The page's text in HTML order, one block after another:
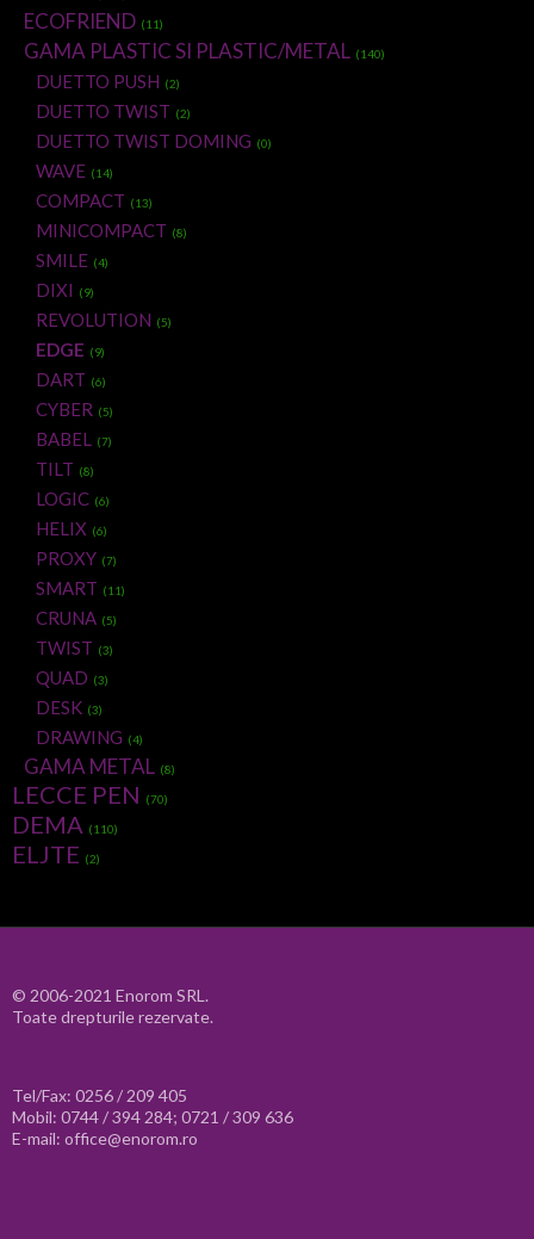
ECOFRIEND (11)
GAMA PLASTIC SI PLASTIC/METAL (140)
DUETTO PUSH (2)
DUETTO TWIST (2)
DUETTO TWIST DOMING (0)
WAVE (14)
COMPACT (13)
MINICOMPACT (8)
SMILE (4)
DIXI (9)
REVOLUTION (5)
EDGE (9)
DART (6)
CYBER (5)
BABEL (7)
TILT (8)
LOGIC (6)
HELIX (6)
PROXY (7)
SMART (11)
CRUNA (5)
TWIST (3)
QUAD (3)
DESK (3)
DRAWING (4)
GAMA METAL (8)
LECCE PEN (70)
DEMA (110)
ELJTE (2)
© 2006-2021 Enorom SRL.
Toate drepturile rezervate.
Tel/Fax: 0256 / 209 405
Mobil: 0744 / 394 284; 0721 / 309 636
E-mail: office@enorom.ro